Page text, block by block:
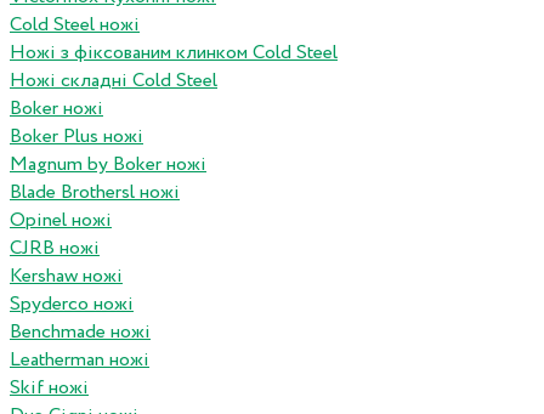
Cold Steel ножі
Ножі з фіксованим клинком Cold Steel
Ножі складні Cold Steel
Boker ножі
Boker Plus ножі
Magnum by Boker ножі
Blade Brothersl ножі
Opinel ножі
CJRB ножі
Kershaw ножі
Spyderco ножі
Benchmade ножі
Leatherman ножі
Skif ножі